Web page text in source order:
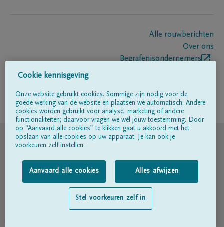
Alle rouwberichten
Over ons
Begrafenisondernemers
Volg ons op
© DELA
Gebruiksvoorwaarden
Privacyverklaring
Toegankelijkheidsverklaring
Cookie kennisgeving
Onze website gebruikt cookies. Sommige zijn nodig voor de
goede werking van de website en plaatsen we automatisch. Andere
cookies worden gebruikt voor analyse, marketing of andere
functionaliteiten; daarvoor vragen we wél jouw toestemming. Door
op “Aanvaard alle cookies” te klikken gaat u akkoord met het
opslaan van alle cookies op uw apparaat. Je kan ook je
voorkeuren zelf instellen.
Aanvaard alle cookies Alles afwijzen
Stel voorkeuren zelf in